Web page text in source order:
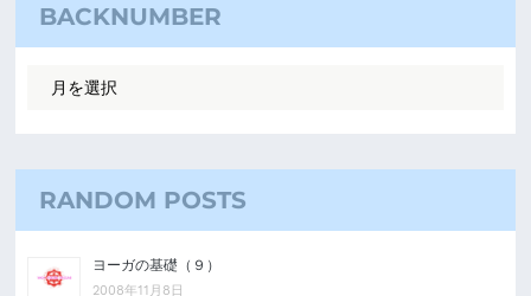
BACKNUMBER
RANDOM POSTS
ヨーガの基礎（９）
2008年11月8日